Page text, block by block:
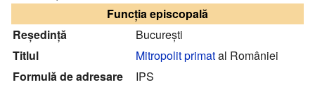
Funcția episcopală
Reședință
București
Titlul
Mitropolit primatal României
Formulă de adresare
IPS